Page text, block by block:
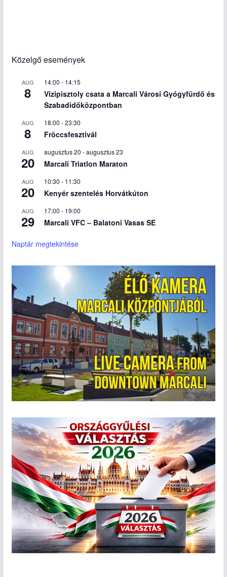
Közelgő események
AUG
8
14:00 - 14:15
Vizipisztoly csata a Marcali Városi Gyógyfürdő és
Szabadidőközpontban
AUG
8
18:00 -23:30
Fröccsfesztivál
AUG
20
augusztus 20 -augusztus 23
Marcali Triatlon Maraton
AUG
20
10:30 - 11:30
Kenyér szentelés Horvátkúton
AUG
29
17:00 - 19:00
Marcali VFC – Balatoni Vasas SE
Naptár megtekintése